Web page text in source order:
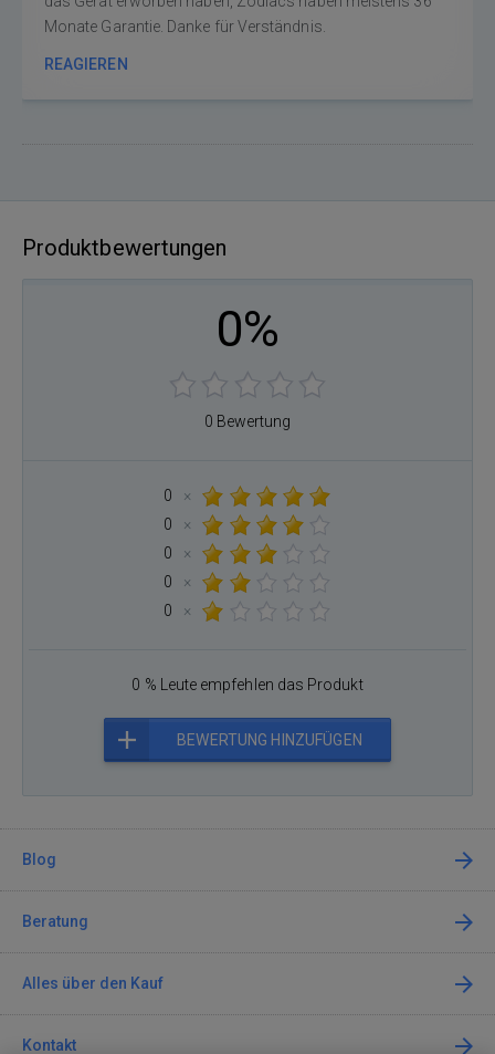
Monate Garantie. Danke für Verständnis.
REAGIEREN
Produktbewertungen
0%
0 Bewertung
0
×
0
×
0
×
0
×
0
×
0 % Leute empfehlen das Produkt
BEWERTUNG HINZUFÜGEN
Blog
Beratung
Alles über den Kauf
Kontakt